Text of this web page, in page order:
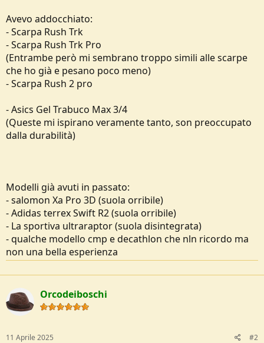
Avevo addocchiato:
- Scarpa Rush Trk
- Scarpa Rush Trk Pro
(Entrambe però mi sembrano troppo simili alle scarpe
che ho già e pesano poco meno)
- Scarpa Rush 2 pro
- Asics Gel Trabuco Max 3/4
(Queste mi ispirano veramente tanto, son preoccupato
dalla durabilità)
Modelli già avuti in passato:
- salomon Xa Pro 3D (suola orribile)
- Adidas terrex Swift R2 (suola orribile)
- La sportiva ultraraptor (suola disintegrata)
- qualche modello cmp e decathlon che nln ricordo ma
non una bella esperienza
Orcodeiboschi
11 Aprile 2025 #2